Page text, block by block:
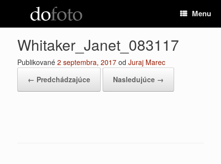
Menu
Whitaker_Janet_083117
Publikované 2 septembra, 2017 od Juraj Marec
← Predchádzajúce
Nasledujúce →